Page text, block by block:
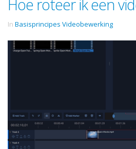
Hoe roteer ik een
In Basisprincipes Videobewerking